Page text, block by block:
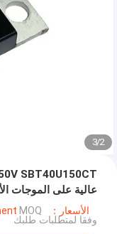
2
/
3
عالية على الموجات
الأسعار：According to your order requirement
وفقا لمتطلبات طلبك